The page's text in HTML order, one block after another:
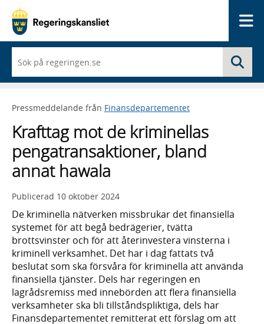
du
börjar
skriva
framträder
lista
med
sökförslag
Pressmeddelande från Finansdepartementet
Krafttag mot de kriminellas
pengatransaktioner, bland
annat hawala
Publicerad 10 oktober 2024
De kriminella nätverken missbrukar det finansiella
systemet för att begå bedrägerier, tvätta
brottsvinster och för att återinvestera vinsterna i
kriminell verksamhet. Det har i dag fattats två
beslutat som ska försvåra för kriminella att använda
finansiella tjänster. Dels har regeringen en
lagrådsremiss med innebörden att flera finansiella
verksamheter ska bli tillståndspliktiga, dels har
Finansdepartementet remitterat ett förslag om att